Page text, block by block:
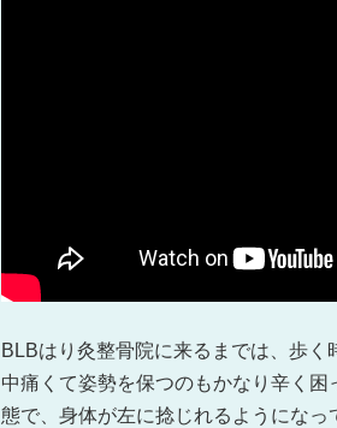
BLBはり灸整骨院に来るまでは、歩
中痛くて姿勢を保つのもかなり辛く
態で、身体が左に捻じれるようになっ